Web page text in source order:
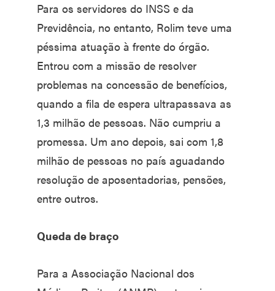
Para os servidores do INSS e da
Previdência, no entanto, Rolim teve uma
péssima atuação à frente do órgão.
Entrou com a missão de resolver
problemas na concessão de benefícios,
quando a fila de espera ultrapassava as
1,3 milhão de pessoas. Não cumpriu a
promessa. Um ano depois, sai com 1,8
milhão de pessoas no país aguadando
resolução de aposentadorias, pensões,
entre outros.
Queda de braço
Para a Associação Nacional dos